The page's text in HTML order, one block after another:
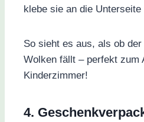
klebe sie an die Unterseite
So sieht es aus, als ob
Wolken fällt – perfekt zum
Kinderzimmer!
4.